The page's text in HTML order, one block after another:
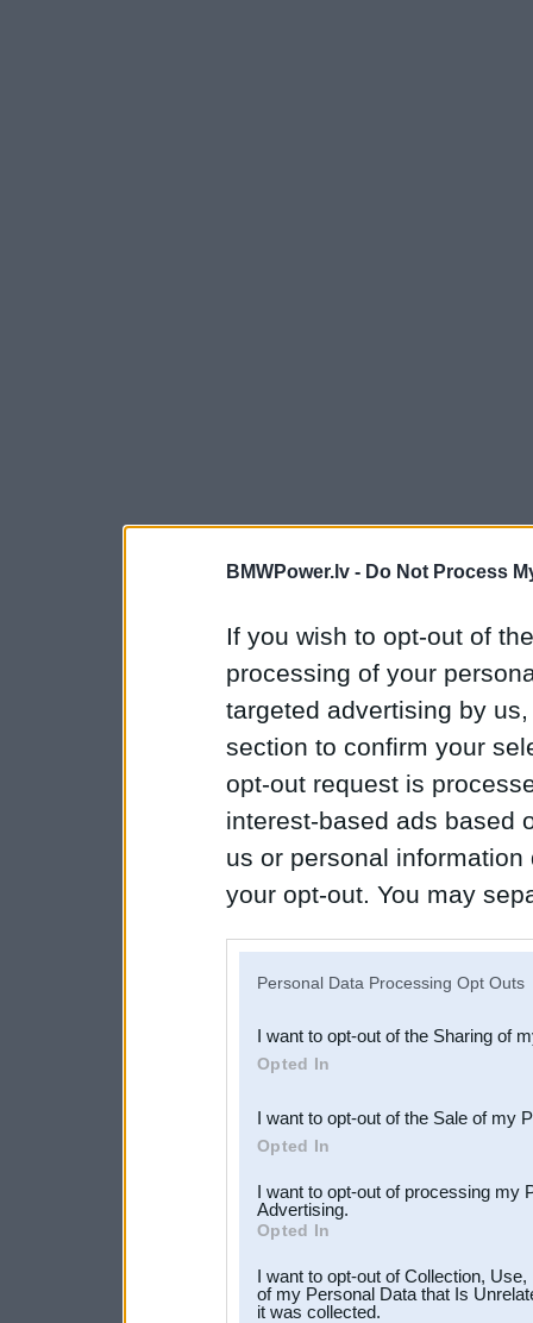
BMWPower.lv - Do Not Process
If you wish to opt-out of
processing of your
targeted advertising by
section to confirm your
opt-out request is
interest-based ads based
us or personal
your opt-out. You may
Downstream Participants
third parties.
Personal Data Processing Opt Outs
I want to opt-out of the Sharing of
Opted In
I want to opt-out of the Sale of my
Opted In
I want to opt-out of processing my
Advertising.
Opted In
I want to opt-out of Collection,
of my Personal Data that Is
it was collected.